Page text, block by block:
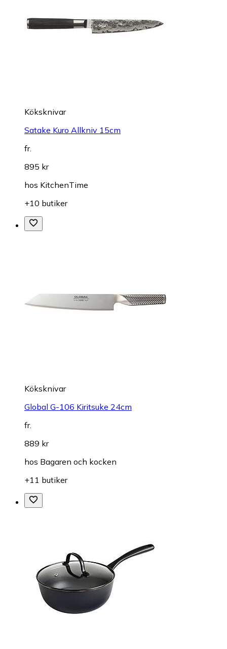
Köksknivar
Satake Kuro Allkniv 15cm
fr.
895 kr
hos KitchenTime
+10 butiker
Köksknivar
Global G-106 Kiritsuke 24cm
fr.
889 kr
hos Bagaren och kocken
+11 butiker